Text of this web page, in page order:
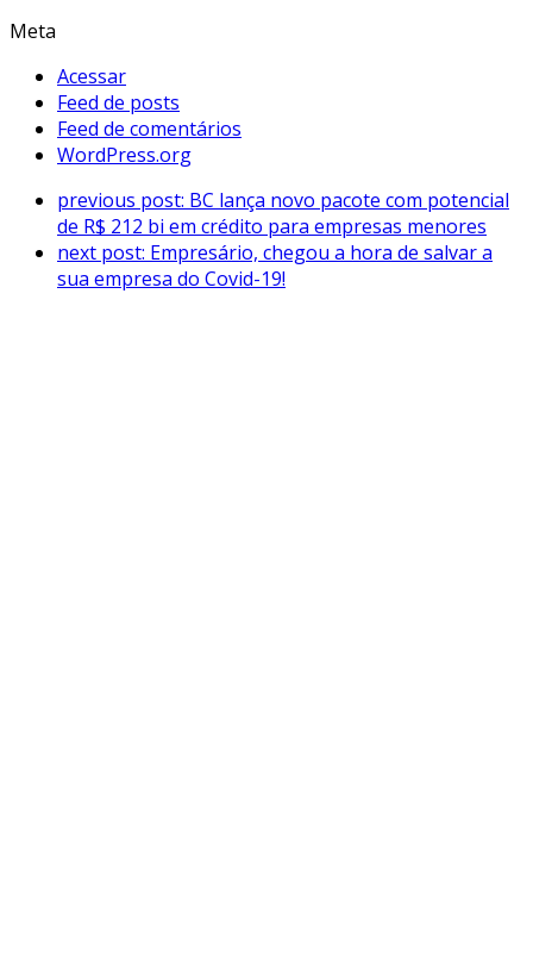
Meta
Acessar
Feed de posts
Feed de comentários
WordPress.org
previous post: BC lança novo pacote com potencial
de R$ 212 bi em crédito para empresas menores
next post: Empresário, chegou a hora de salvar a
sua empresa do Covid-19!